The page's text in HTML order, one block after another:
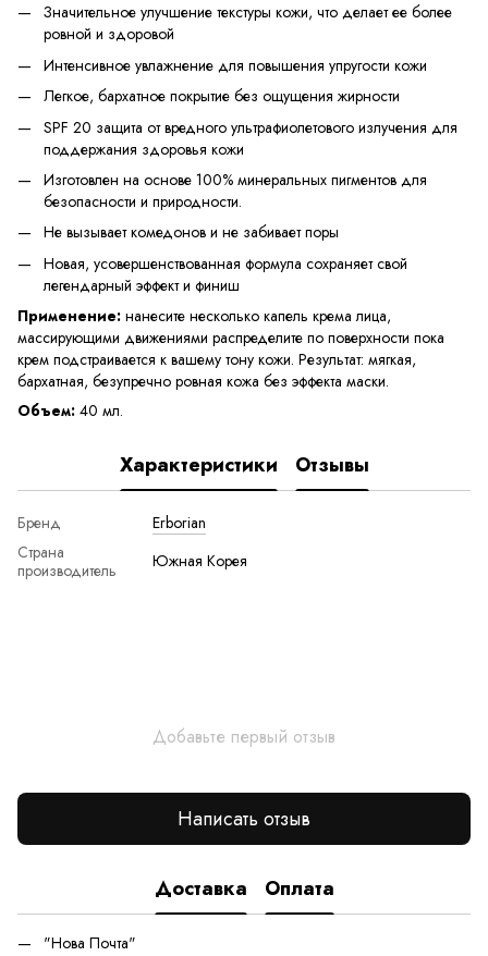
Значительное улучшение текстуры кожи, что делает ее более
ровной и здоровой
Интенсивное увлажнение для повышения упругости кожи
Легкое, бархатное покрытие без ощущения жирности
SPF 20 защита от вредного ультрафиолетового излучения для
поддержания здоровья кожи
Изготовлен на основе 100% минеральных пигментов для
безопасности и природности.
Не вызывает комедонов и не забивает поры
Новая, усовершенствованная формула сохраняет свой
легендарный эффект и финиш
Применение: нанесите несколько капель крема лица,
массирующими движениями распределите по поверхности пока
крем подстраивается к вашему тону кожи. Результат: мягкая,
бархатная, безупречно ровная кожа без эффекта маски.
Объем: 40 мл.
Характеристики Отзывы
Бренд
Erborian
Страна
производитель
Южная Корея
Добавьте первый отзыв
Написать отзыв
Доставка Оплата
"Нова Почта"